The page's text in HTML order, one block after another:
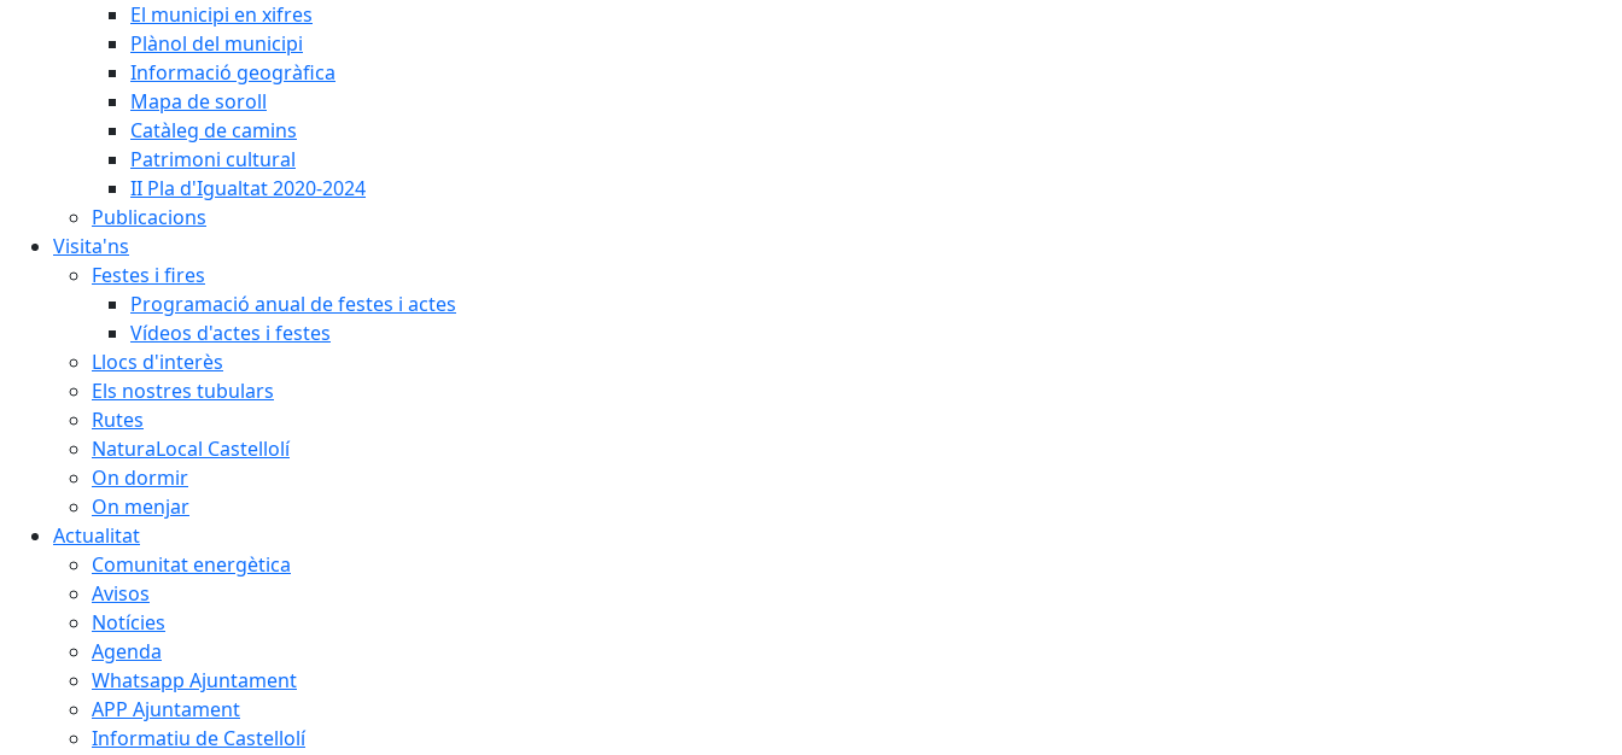
El municipi en xifres
Plànol del municipi
Informació geogràfica
Mapa de soroll
Catàleg de camins
Patrimoni cultural
II Pla d'Igualtat 2020-2024
Publicacions
Visita'ns
Festes i fires
Programació anual de festes i actes
Vídeos d'actes i festes
Llocs d'interès
Els nostres tubulars
Rutes
NaturaLocal Castellolí
On dormir
On menjar
Actualitat
Comunitat energètica
Avisos
Notícies
Agenda
Whatsapp Ajuntament
APP Ajuntament
Informatiu de Castellolí